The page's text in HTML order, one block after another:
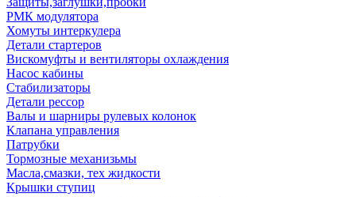
РМК модулятора
Хомуты интеркулера
Детали стартеров
Вискомуфты и вентиляторы охлаждения
Насос кабины
Стабилизаторы
Детали рессор
Валы и шарниры рулевых колонок
Клапана управления
Патрубки
Тормозные механизьмы
Масла,смазки, тех жидкости
Крышки ступиц